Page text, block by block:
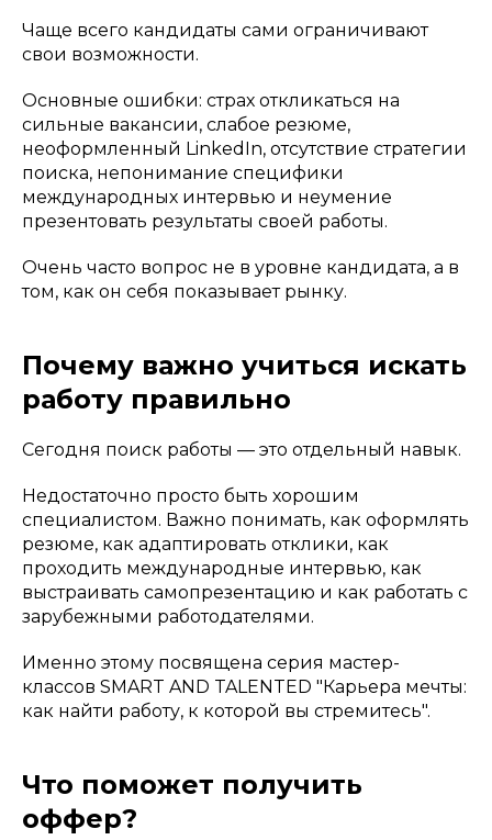
Чаще всего кандидаты сами ограничивают
свои возможности.
Основные ошибки: страх откликаться на
сильные вакансии, слабое резюме,
неоформленный LinkedIn, отсутствие стратегии
поиска, непонимание специфики
международных интервью и неумение
презентовать результаты своей работы.
Очень часто вопрос не в уровне кандидата, а в
том, как он себя показывает рынку.
Почему важно учиться искать
работу правильно
Сегодня поиск работы — это отдельный навык.
Недостаточно просто быть хорошим
специалистом. Важно понимать, как оформлять
резюме, как адаптировать отклики, как
проходить международные интервью, как
выстраивать самопрезентацию и как работать с
зарубежными работодателями.
Именно этому посвящена серия мастер-
классов SMART AND TALENTED "Карьера мечты:
как найти работу, к которой вы стремитесь".
Что поможет получить
оффер?